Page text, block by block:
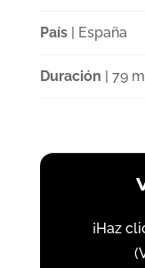
País| España
Duración | 79
¡Haz